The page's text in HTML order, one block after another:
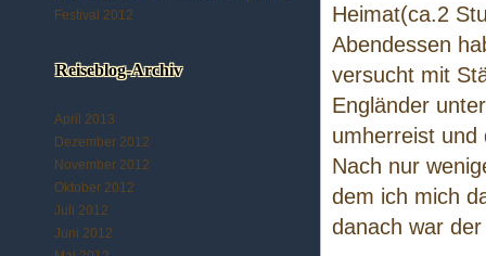
Heimat(ca.2
Abendessen
versucht mit
Engländer
umherreist und
Nach nur
dem ich mich
danach war
Festival 2012
Reiseblog-Archiv
April 2013
Dezember 2012
November 2012
Oktober 2012
Juli 2012
Juni 2012